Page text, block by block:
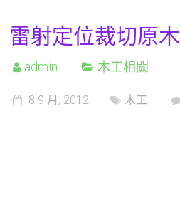
雷射定位裁切原木
admin 木工相關
8 9 月, 2012 木工